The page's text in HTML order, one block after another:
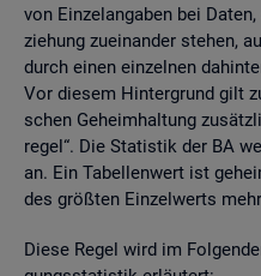
von Ein­zel­an­ga­ben bei
zie­hung zu­ein­an­der ste­hen,
durch einen ein­zel­nen
Vor die­sem Hin­ter­grund gilt
schen Ge­heim­hal­tung
re­gel“. Die Sta­tis­tik der BA
an. Ein Ta­bel­len­wert ist
des grö­ß­ten Ein­zel­werts
Diese Regel wird im